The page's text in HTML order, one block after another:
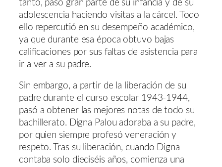
tanto, pasó gran parte de su infancia y de su
adolescencia haciendo visitas a la cárcel. Todo
ello repercutió en su desempeño académico,
ya que durante esa época obtuvo bajas
calificaciones por sus faltas de asistencia para
ir a ver a su padre.
Sin embargo, a partir de la liberación de su
padre durante el curso escolar 1943-1944,
pasó a obtener las mejores notas de todo su
bachillerato. Digna Palou adoraba a su padre,
por quien siempre profesó veneración y
respeto. Tras su liberación, cuando Digna
contaba solo dieciséis años, comienza una